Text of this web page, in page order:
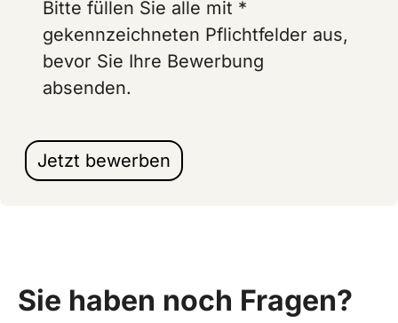
Bitte füllen Sie alle mit *
gekennzeichneten Pflichtfelder aus,
bevor Sie Ihre Bewerbung
absenden.
Jetzt bewerben
Sie haben noch Fragen?